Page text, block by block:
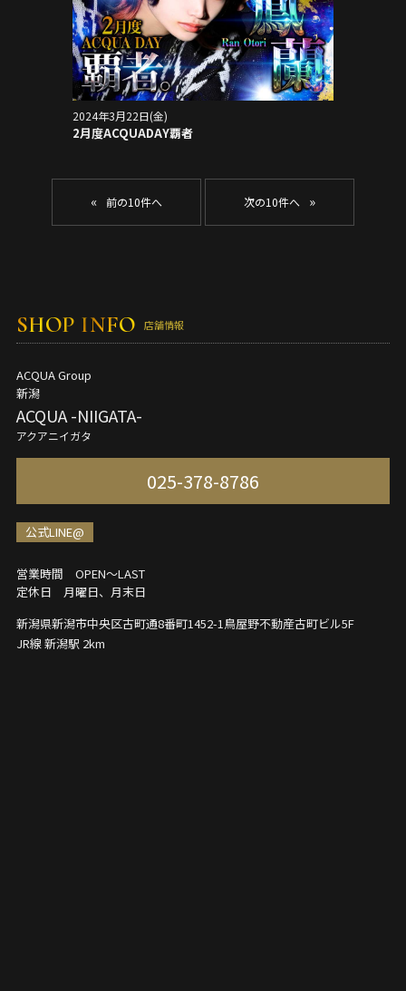
2024年3月22日(金)
2月度ACQUADAY覇者
« »
SHOP INFO 店舗情報
ACQUA Group
新潟
ACQUA -NIIGATA-
アクアニイガタ
025-378-8786
公式LINE@
営業時間 OPEN～LAST
定休日 月曜日、月末日
新潟県新潟市中央区古町通8番町1452-1鳥屋野不動産古町ビル5F
JR線 新潟駅 2km